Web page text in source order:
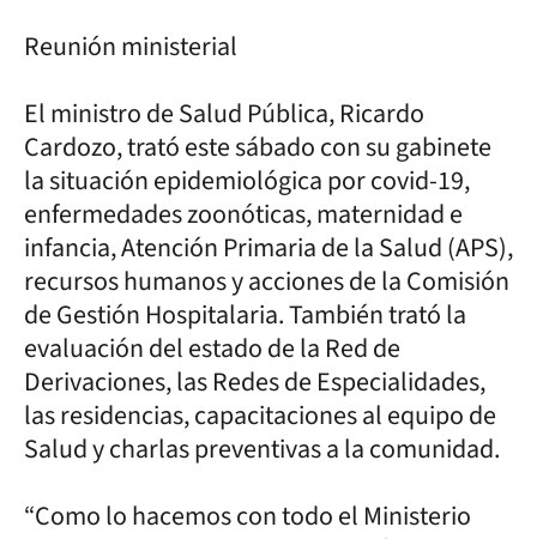
Reunión ministerial
El ministro de Salud Pública, Ricardo
Cardozo, trató este sábado con su gabinete
la situación epidemiológica por covid-19,
enfermedades zoonóticas, maternidad e
infancia, Atención Primaria de la Salud (APS),
recursos humanos y acciones de la Comisión
de Gestión Hospitalaria. También trató la
evaluación del estado de la Red de
Derivaciones, las Redes de Especialidades,
las residencias, capacitaciones al equipo de
Salud y charlas preventivas a la comunidad.
“Como lo hacemos con todo el Ministerio